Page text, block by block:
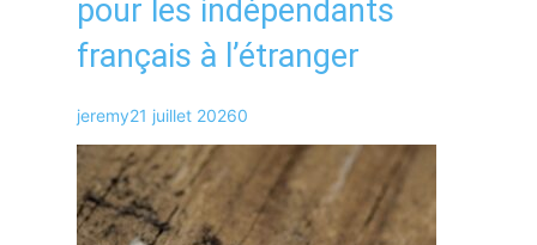
pour les indépendants
français à l’étranger
jeremy21 juillet 20260